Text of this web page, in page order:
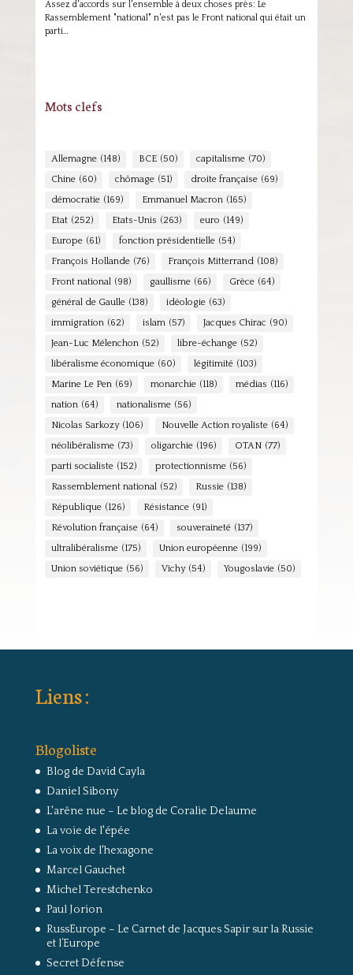
Assez d'accords sur l'ensemble à deux choses près: Le
Rassemblement "national" n'est pas le Front national qui était un
parti…
Mots clefs
Allemagne (148) BCE (50) capitalisme (70)
Chine (60) chômage (51) droite française (69)
démocratie (169) Emmanuel Macron (165)
Etat (252) Etats-Unis (263) euro (149)
Europe (61) fonction présidentielle (54)
François Hollande (76) François Mitterrand (108)
Front national (98) gaullisme (66) Grèce (64)
général de Gaulle (138) idéologie (63)
immigration (62) islam (57) Jacques Chirac (90)
Jean-Luc Mélenchon (52) libre-échange (52)
libéralisme économique (60) légitimité (103)
Marine Le Pen (69) monarchie (118) médias (116)
nation (64) nationalisme (56)
Nicolas Sarkozy (106) Nouvelle Action royaliste (64)
néolibéralisme (73) oligarchie (196) OTAN (77)
parti socialiste (152) protectionnisme (56)
Rassemblement national (52) Russie (138)
République (126) Résistance (91)
Révolution française (64) souveraineté (137)
ultralibéralisme (175) Union européenne (199)
Union soviétique (56) Vichy (54) Yougoslavie (50)
Liens :
Blogoliste
Blog de David Cayla
Daniel Sibony
L'arêne nue – Le blog de Coralie Delaume
La voie de l'épée
La voix de l'hexagone
Marcel Gauchet
Michel Terestchenko
Paul Jorion
RussEurope – Le Carnet de Jacques Sapir sur la Russie
et l’Europe
Secret Défense